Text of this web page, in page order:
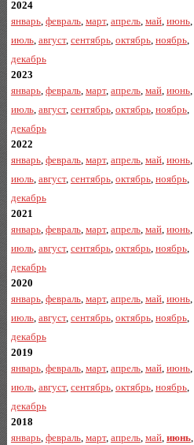
2024
январь, февраль, март, апрель, май, июнь,
июль, август, сентябрь, октябрь, ноябрь,
декабрь
2023
январь, февраль, март, апрель, май, июнь,
июль, август, сентябрь, октябрь, ноябрь,
декабрь
2022
январь, февраль, март, апрель, май, июнь,
июль, август, сентябрь, октябрь, ноябрь,
декабрь
2021
январь, февраль, март, апрель, май, июнь,
июль, август, сентябрь, октябрь, ноябрь,
декабрь
2020
январь, февраль, март, апрель, май, июнь,
июль, август, сентябрь, октябрь, ноябрь,
декабрь
2019
январь, февраль, март, апрель, май, июнь,
июль, август, сентябрь, октябрь, ноябрь,
декабрь
2018
январь, февраль, март, апрель, май, июнь,